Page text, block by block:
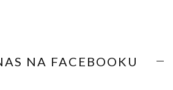
NA FACEBOOKU